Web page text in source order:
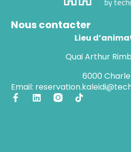
Nous contacter
Lieu
Quai Arthur
6000
Email: